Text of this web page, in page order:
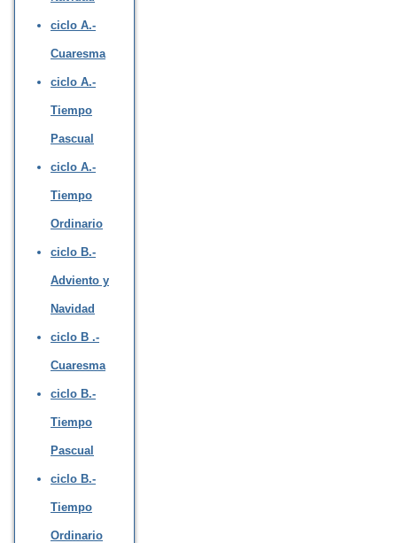
ciclo A.-
Cuaresma
ciclo A.-
Tiempo
Pascual
ciclo A.-
Tiempo
Ordinario
ciclo B.-
Adviento y
Navidad
ciclo B .-
Cuaresma
ciclo B.-
Tiempo
Pascual
ciclo B.-
Tiempo
Ordinario